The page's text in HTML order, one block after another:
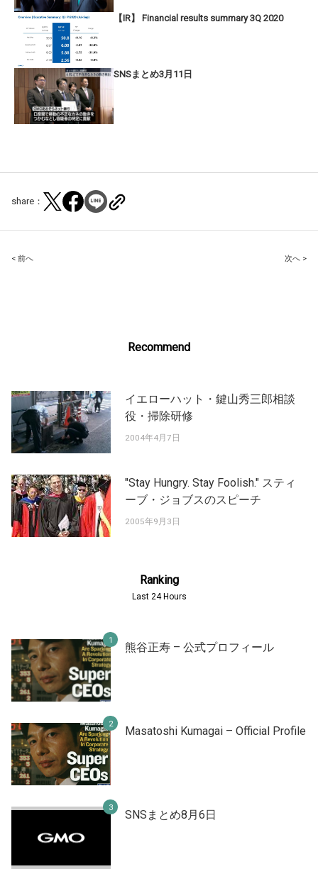
【IR】 Financial results summary 3Q 2020
SNSまとめ3月11日
share：
Post
< 前へ 次へ >
Recommend
イエローハット・鍵山秀三郎相談
役・掃除研修
2004年4月7日
"Stay Hungry. Stay Foolish." スティ
ーブ・ジョブスのスピーチ
2005年9月3日
Ranking
Last 24 Hours
熊谷正寿 – 公式プロフィール
Masatoshi Kumagai – Official Profile
SNSまとめ8月6日